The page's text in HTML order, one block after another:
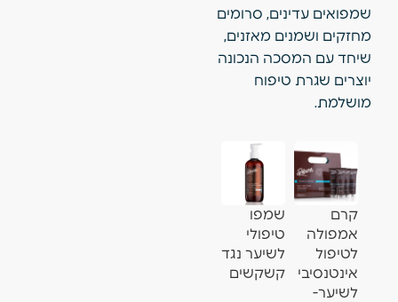
שמפואים עדינים, סרומים
מחזקים ושמנים מאזנים,
שיחד עם המסכה הנכונה
יוצרים שגרת טיפוח
מושלמת.
קרם
אמפולה
לטיפול
אינטנסיבי
לשיער-
שמפו
טיפולי
לשיער נגד
קשקשים